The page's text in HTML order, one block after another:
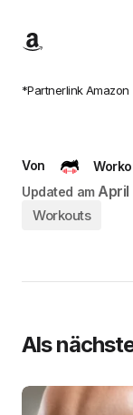
*Partnerlink Amazon
Von
Updated am April
Workouts
Als